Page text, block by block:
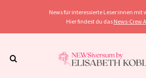
News für interessierte Leser:innen mit
Hier findest du das News-Crew